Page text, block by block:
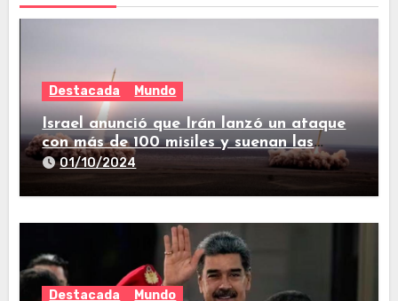
Destacada Mundo
Israel anunció que Irán lanzó un ataque
con más de 100 misiles y suenan las
sirenas en todo el país
01/10/2024
Destacada Mundo